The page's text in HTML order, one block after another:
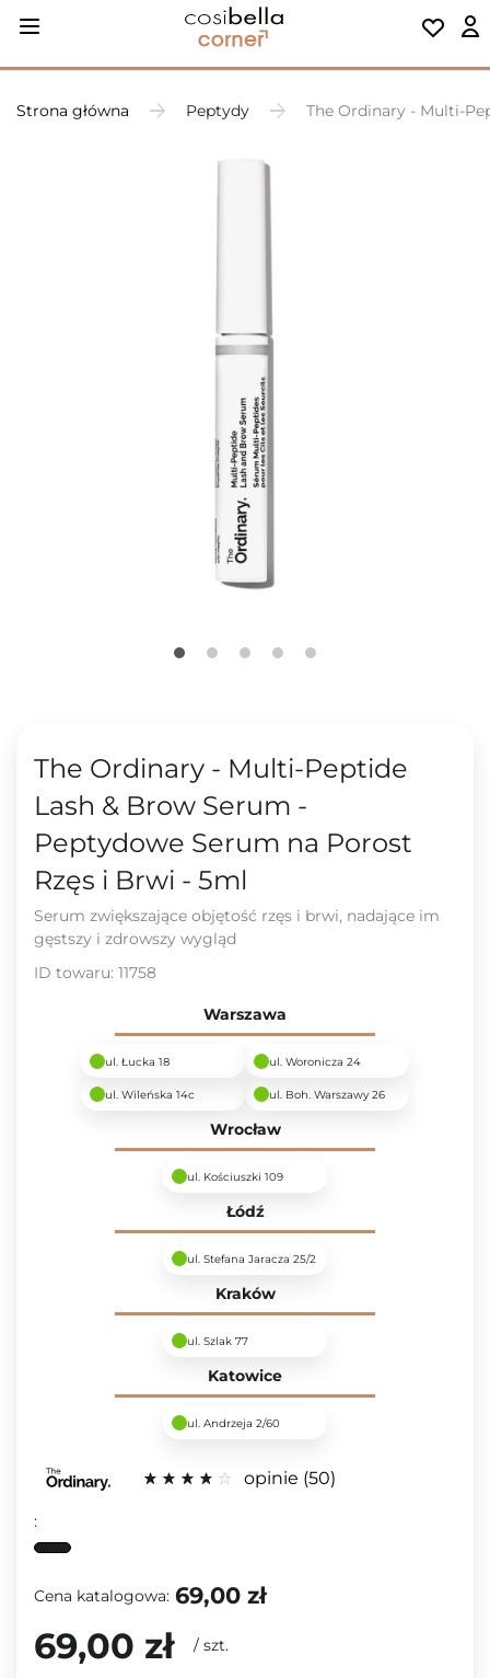
Strona główna Peptydy The Ordinary - Multi-
The Ordinary - Multi-Peptide
Lash & Brow Serum -
Peptydowe Serum na Porost
Rzęs i Brwi - 5ml
Serum zwiększające objętość rzęs i brwi, nadające im
gęstszy i zdrowszy wygląd
ID towaru: 11758
Warszawa
ul. Łucka 18 ul. Woronicza 24
ul. Wileńska 14c ul. Boh. Warszawy 26
Wrocław
ul. Kościuszki 109
Łódź
ul. Stefana Jaracza 25/2
Kraków
ul. Szlak 77
Katowice
ul. Andrzeja 2/60
opinie 50
:
Cena katalogowa: 69,00 zł
69,00 zł / szt.